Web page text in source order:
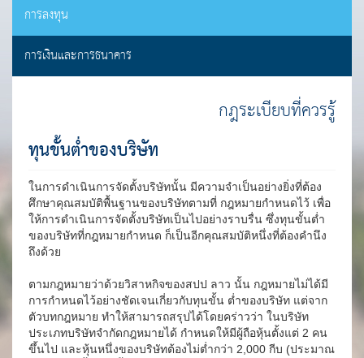
การลงทุน
การเงินและการธนาคาร
กฎระเบียบที่ควรรู้
ทุนขั้นต่ำของบริษัท
ในการดำเนินการจัดตั้งบริษัทนั้น มีความจำเป็นอย่างยิ่งที่ต้อง
ศึกษาคุณสมบัติพื้นฐานของบริษัทตามที่ กฎหมายกำหนดไว้ เพื่อ
ให้การดำเนินการจัดตั้งบริษัทเป็นไปอย่างราบรื่น ซึ่งทุนขั้นต่ำ
ของบริษัทที่กฎหมายกำหนด ก็เป็นอีกคุณสมบัติหนึ่งที่ต้องคำนึง
ถึงด้วย
ตามกฎหมายว่าด้วยวิสาหกิจของสปป ลาว นั้น กฎหมายไม่ได้มี
การกำหนดไว้อย่างชัดเจนเกี่ยวกับทุนขั้น ต่ำของบริษัท แต่จาก
ตัวบทกฎหมาย ทำให้สามารถสรุปได้โดยคร่าวว่า ในบริษัท
ประเภทบริษัทจำกัดกฎหมายได้ กำหนดให้มีผู้ถือหุ้นตั้งแต่ 2 คน
ขึ้นไป และหุ้นหนึ่งของบริษัทต้องไม่ต่ำกว่า 2,000 กีบ (ประมาณ